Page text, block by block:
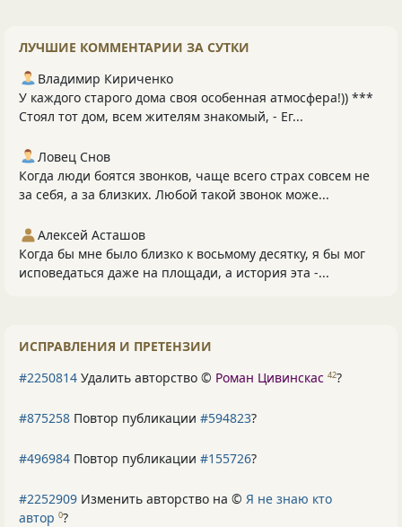
ЛУЧШИЕ КОММЕНТАРИИ ЗА СУТКИ
Владимир Кириченко
У каждого старого дома своя особенная атмосфера!)) ***
Стоял тот дом, всем жителям знакомый, - Ег...
Ловец Снов
Когда люди боятся звонков, чаще всего страх совсем не
за себя, а за близких. Любой такой звонок може...
Алексей Асташов
Когда бы мне было близко к восьмому десятку, я бы мог
исповедаться даже на площади, а история эта -...
ИСПРАВЛЕНИЯ И ПРЕТЕНЗИИ
#2250814 Удалить авторство © Роман Цивинскас 42?
#875258 Повтор публикации #594823?
#496984 Повтор публикации #155726?
#2252909 Изменить авторство на © Я не знаю кто
автор 0?